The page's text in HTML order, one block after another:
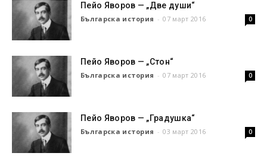
Пейо Яворов — „Две души“
Българска история - 07 март 2016 0
Пейо Яворов — „Стон“
Българска история - 07 март 2016 0
Пейо Яворов — „Градушка“
Българска история - 03 март 2016 0